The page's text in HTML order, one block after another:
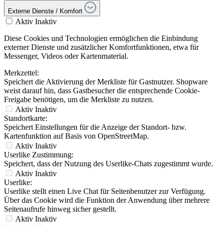
Externe Dienste / Komfort
Aktiv Inaktiv
Diese Cookies und Technologien ermöglichen die Einbindung
externer Dienste und zusätzlicher Komfortfunktionen, etwa für
Messenger, Videos oder Kartenmaterial.
Merkzettel:
Speichert die Aktivierung der Merkliste für Gastnutzer. Shopware
weist darauf hin, dass Gastbesucher die entsprechende Cookie-
Freigabe benötigen, um die Merkliste zu nutzen.
Aktiv Inaktiv
Standortkarte:
Speichert Einstellungen für die Anzeige der Standort- bzw.
Kartenfunktion auf Basis von OpenStreetMap.
Aktiv Inaktiv
Userlike Zustimmung:
Speichert, dass der Nutzung des Userlike-Chats zugestimmt wurde.
Aktiv Inaktiv
Userlike:
Userlike stellt einen Live Chat für Seitenbenutzer zur Verfügung.
Über das Cookie wird die Funktion der Anwendung über mehrere
Seitenaufrufe hinweg sicher gestellt.
Aktiv Inaktiv